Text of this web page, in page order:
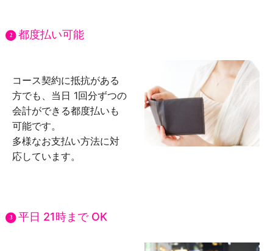
2 都度払い可能
コース契約に抵抗がある
方でも、当日 1回分ずつの
会計ができる都度払いも
可能です。
多様なお支払い方法に対
応しています。
3 平日 21時まで OK